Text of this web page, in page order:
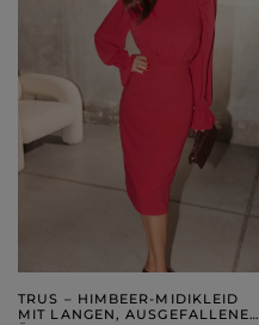
TRUS – HIMBEER-MIDIKLEID
MIT LANGEN, AUSGEFALLENEN